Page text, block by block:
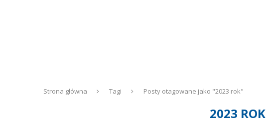
Strona główna Tagi Posty otagowane jako "2023 rok"
2023 ROK